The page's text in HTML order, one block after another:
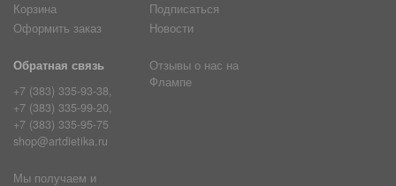
Корзина
Оформить заказ
Подписаться
Новости
Обратная связь
+7 (383) 335-93-38,
+7 (383) 335-99-20,
+7 (383) 335-95-75
shop@artdietika.ru
Отзывы о нас на
Флампе
Мы получаем и